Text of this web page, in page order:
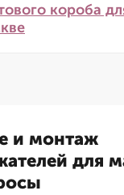
короба
и монтаж
для